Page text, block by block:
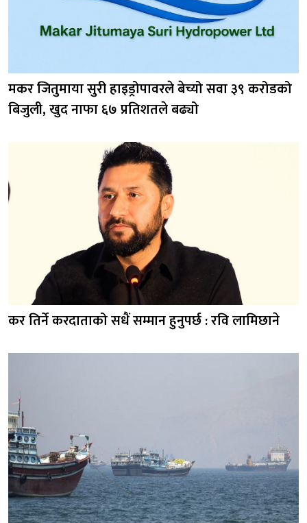
मकर जितुमाया सुरी हाइड्रोपावरले बेच्यो सवा ३९ करोडको
बिजुली, खुद नाफा ६७ प्रतिशतले बढ्यो
कर तिर्ने करदाताको सधैं सम्मान हुनुपर्छ : रवि लामिछाने